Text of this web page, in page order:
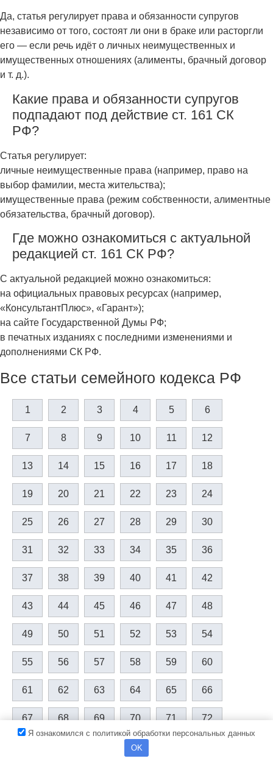
Да, статья регулирует права и обязанности супругов
независимо от того, состоят ли они в браке или расторгли
его — если речь идёт о личных неимущественных и
имущественных отношениях (алименты, брачный договор
и т. д.).
Какие права и обязанности супругов
подпадают под действие ст. 161 СК
РФ?
Статья регулирует:
личные неимущественные права (например, право на
выбор фамилии, места жительства);
имущественные права (режим собственности, алиментные
обязательства, брачный договор).
Где можно ознакомиться с актуальной
редакцией ст. 161 СК РФ?
С актуальной редакцией можно ознакомиться:
на официальных правовых ресурсах (например,
«КонсультантПлюс», «Гарант»);
на сайте Государственной Думы РФ;
в печатных изданиях с последними изменениями и
дополнениями СК РФ.
Все статьи семейного кодекса РФ
1 2 3 4 5 6
7 8 9 10 11 12
13 14 15 16 17 18
19 20 21 22 23 24
25 26 27 28 29 30
31 32 33 34 35 36
37 38 39 40 41 42
43 44 45 46 47 48
49 50 51 52 53 54
55 56 57 58 59 60
61 62 63 64 65 66
67 68 69 70 71 72
76
Я ознакомился с политикой обработки персональных данных
OK